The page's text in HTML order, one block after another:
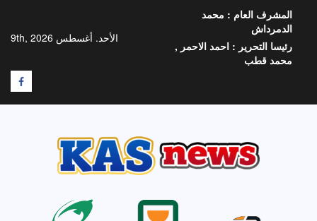
المحتوى
الأحد. أغسطس 9th, 2026
المشرف العام : محمد
الدمرداش
رئيسا التحرير : احمد الاحمر ,
محمد قطب
F